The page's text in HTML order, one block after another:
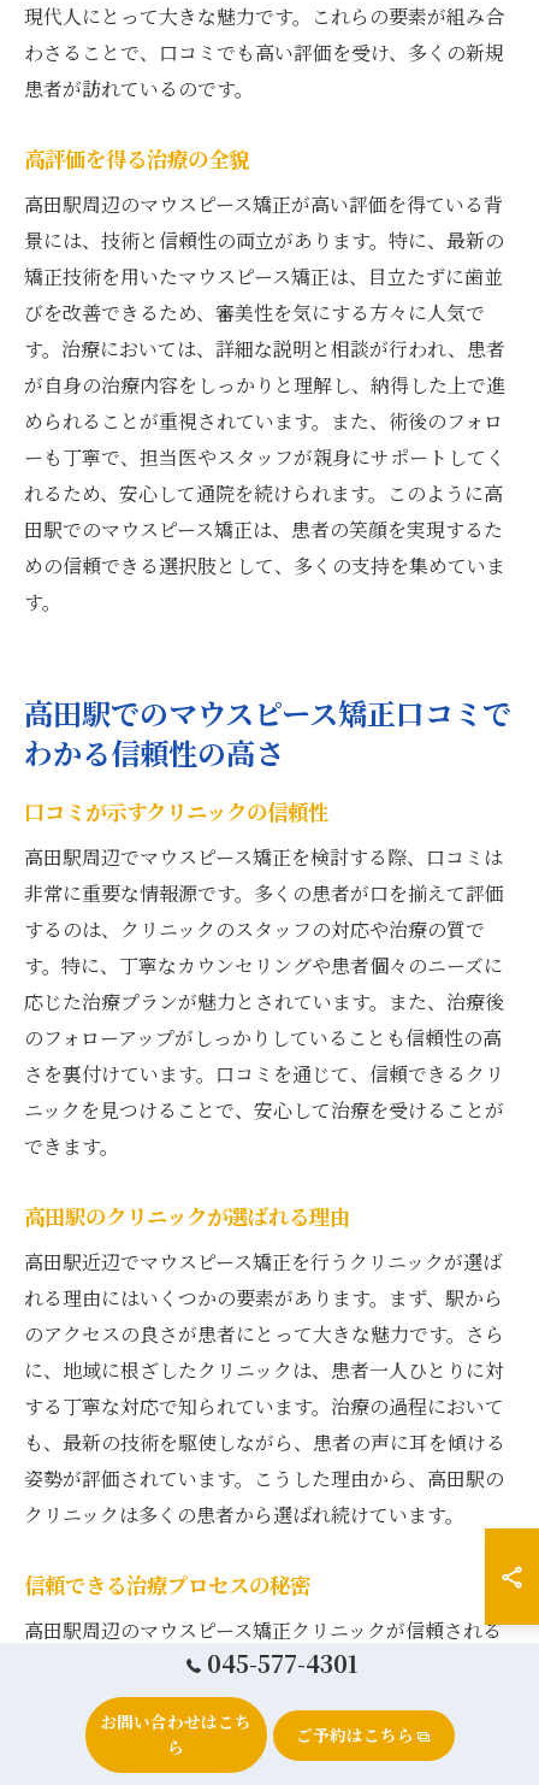
現代人にとって大きな魅力です。これらの要素が組み合
わさることで、口コミでも高い評価を受け、多くの新規
患者が訪れているのです。
高評価を得る治療の全貌
高田駅周辺のマウスピース矯正が高い評価を得ている背
景には、技術と信頼性の両立があります。特に、最新の
矯正技術を用いたマウスピース矯正は、目立たずに歯並
びを改善できるため、審美性を気にする方々に人気で
す。治療においては、詳細な説明と相談が行われ、患者
が自身の治療内容をしっかりと理解し、納得した上で進
められることが重視されています。また、術後のフォロ
ーも丁寧で、担当医やスタッフが親身にサポートしてく
れるため、安心して通院を続けられます。このように高
田駅でのマウスピース矯正は、患者の笑顔を実現するた
めの信頼できる選択肢として、多くの支持を集めていま
す。
高田駅でのマウスピース矯正口コミで
わかる信頼性の高さ
口コミが示すクリニックの信頼性
高田駅周辺でマウスピース矯正を検討する際、口コミは
非常に重要な情報源です。多くの患者が口を揃えて評価
するのは、クリニックのスタッフの対応や治療の質で
す。特に、丁寧なカウンセリングや患者個々のニーズに
応じた治療プランが魅力とされています。また、治療後
のフォローアップがしっかりしていることも信頼性の高
さを裏付けています。口コミを通じて、信頼できるクリ
ニックを見つけることで、安心して治療を受けることが
できます。
高田駅のクリニックが選ばれる理由
高田駅近辺でマウスピース矯正を行うクリニックが選ば
れる理由にはいくつかの要素があります。まず、駅から
のアクセスの良さが患者にとって大きな魅力です。さら
に、地域に根ざしたクリニックは、患者一人ひとりに対
する丁寧な対応で知られています。治療の過程において
も、最新の技術を駆使しながら、患者の声に耳を傾ける
姿勢が評価されています。こうした理由から、高田駅の
クリニックは多くの患者から選ばれ続けています。
信頼できる治療プロセスの秘密
高田駅周辺のマウスピース矯正クリニックが信頼される
理由の一つには、その治療プロセスの透明性がありま
す。多くのクリニックでは、初回のカウンセリングから
治療後のフォローアップまで、一貫して患者に寄り添っ
た対応を行っています。特に、治療前には詳細な診断を
045-577-4301
お問い合わせはこち
ら
ご予約はこちら